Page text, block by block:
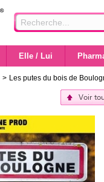
Elle / Lui
> Les putes du bois de
Voir